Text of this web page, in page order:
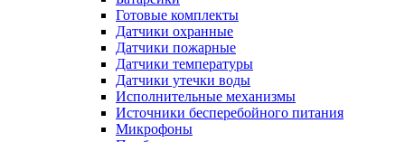
Готовые комплекты
Датчики охранные
Датчики пожарные
Датчики температуры
Датчики утечки воды
Исполнительные механизмы
Источники бесперебойного питания
Микрофоны